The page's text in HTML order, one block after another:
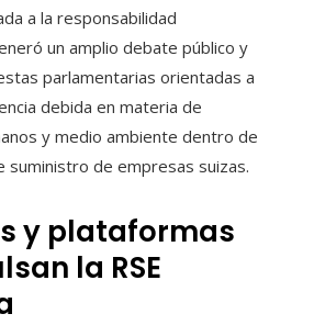
a la responsabilidad
un amplio debate público y
parlamentarias orientadas a
debida en materia de
y medio ambiente dentro de
suministro de empresas suizas.
y plataformas
la RSE